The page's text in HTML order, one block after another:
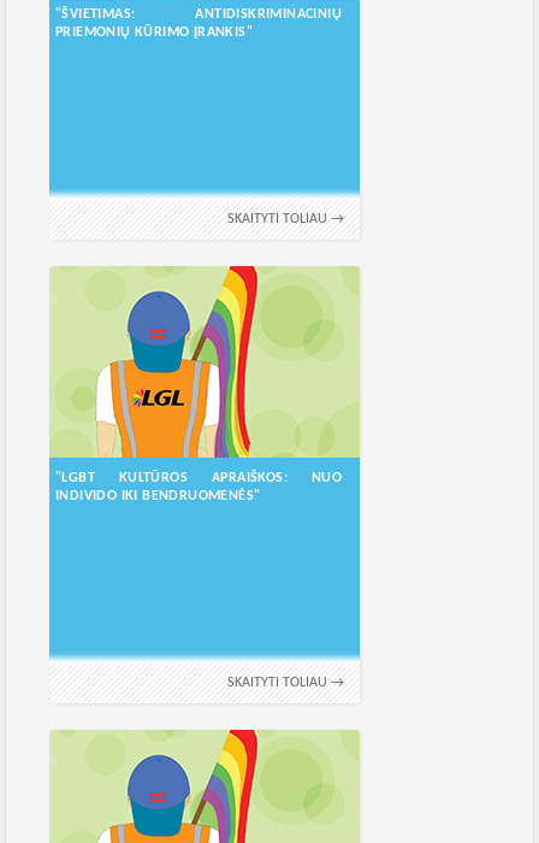
"ŠVIETIMAS: ANTIDISKRIMINACINIŲ
PRIEMONIŲ KŪRIMO ĮRANKIS"
SKAITYTI TOLIAU →
"LGBT KULTŪROS APRAIŠKOS: NUO
INDIVIDO IKI BENDRUOMENĖS"
SKAITYTI TOLIAU →